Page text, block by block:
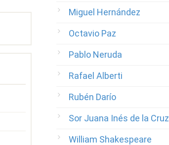
Miguel Hernández
Octavio Paz
Pablo Neruda
Rafael Alberti
Rubén Darío
Sor Juana Inés de la Cruz
William Shakespeare